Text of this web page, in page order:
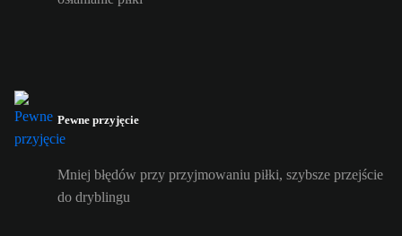
Pewne przyjęcie
Mniej błędów przy przyjmowaniu piłki, szybsze przejście
do dryblingu